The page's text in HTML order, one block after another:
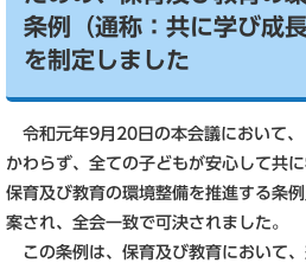
条例（通称：共に学び成
を制定しました
令和元年9月20日の本会議において、
かわらず、全ての子どもが安心して共
保育及び教育の環境整備を推進する条
案され、全会一致で可決されました。
この条例は、保育及び教育において